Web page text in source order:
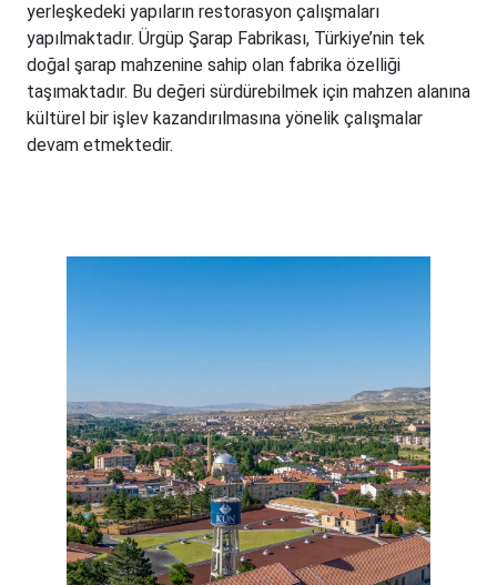
yerleşkedeki yapıların restorasyon çalışmaları
yapılmaktadır. Ürgüp Şarap Fabrikası, Türkiye’nin tek
doğal şarap mahzenine sahip olan fabrika özelliği
taşımaktadır. Bu değeri sürdürebilmek için mahzen alanına
kültürel bir işlev kazandırılmasına yönelik çalışmalar
devam etmektedir.